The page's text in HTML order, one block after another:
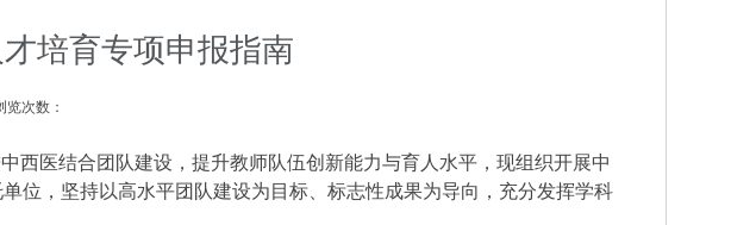
培育专项申报指南
览次数：
西医结合团队建设，提升教师队伍创新能力与育人水平，现组织开展中
位，坚持以高水平团队建设为目标、标志性成果为导向，充分发挥学科